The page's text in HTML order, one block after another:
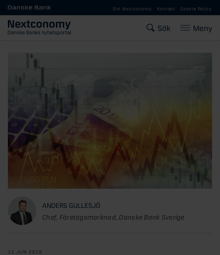
Gå till huvudinnehåll
Om Nextconomy Kontakt Cookie Policy
Sök Meny
ANDERS GULLESJÖ
Chef, Företagsmarknad, Danske Bank Sverige
11 JUN 2019